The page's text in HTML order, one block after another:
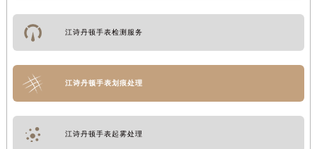
江诗丹顿手表检测服务
江诗丹顿手表划痕处理
江诗丹顿手表起雾处理